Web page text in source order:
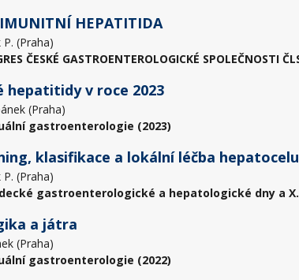
HEPATITIDA
(Praha)
ČESKÉ GASTROENTEROLOGICKÉ SPOLEČNOSTI
hepatitidy v roce 2023
(Praha)
gastroenterologie (2023)
klasifikace a lokální léčba
(Praha)
gastroenterologické a hepatologické dny a
a játra
(Praha)
gastroenterologie (2022)